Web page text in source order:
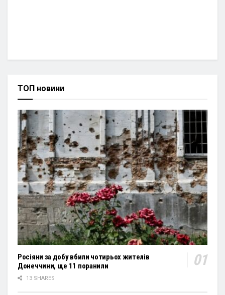
ТОП новини
Росіяни за добу вбили чотирьох жителів
Донеччини, ще 11 поранили
13 SHARES